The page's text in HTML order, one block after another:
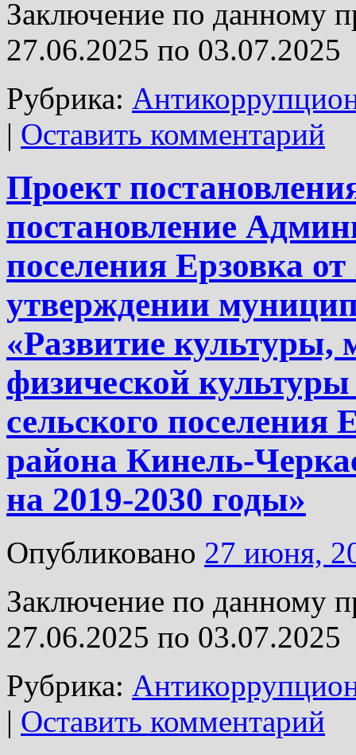
Заключение по данному
27.06.2025 по 03.07.2025
Рубрика:
| Оставить комментарий
Проект
постановление
поселения Ерзовка
утверждении
«Развитие культуры,
физической
сельского
района Кинель-
на 2019-2030 годы»
Опубликовано 27 июня,
Заключение по данному
27.06.2025 по 03.07.2025
Рубрика:
| Оставить комментарий